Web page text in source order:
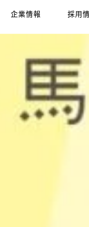
企業情報 採用